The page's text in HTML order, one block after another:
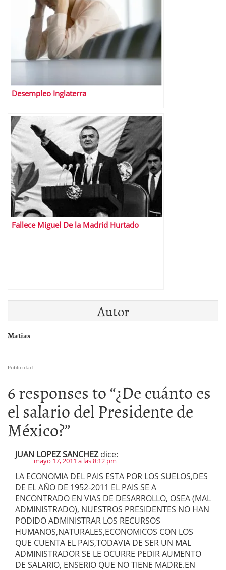
Desempleo Inglaterra
Fallece Miguel De la Madrid Hurtado
Autor
Matias
Publicidad
6 responses to “¿De cuánto es
el salario del Presidente de
México?”
JUAN LOPEZ SANCHEZ dice:
mayo 17, 2011 a las 8:12 pm
LA ECONOMIA DEL PAIS ESTA POR LOS SUELOS,DES
DE EL AÑO DE 1952-2011 EL PAIS SE A
ENCONTRADO EN VIAS DE DESARROLLO, OSEA (MAL
ADMINISTRADO), NUESTROS PRESIDENTES NO HAN
PODIDO ADMINISTRAR LOS RECURSOS
HUMANOS,NATURALES,ECONOMICOS CON LOS
QUE CUENTA EL PAIS,TODAVIA DE SER UN MAL
ADMINISTRADOR SE LE OCURRE PEDIR AUMENTO
DE SALARIO, ENSERIO QUE NO TIENE MADRE.EN